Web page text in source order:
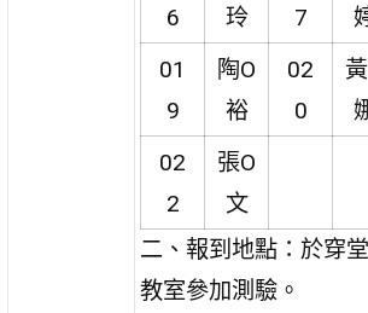
6
玲
7
01
9
陶O
裕
02
0
02
2
張O
文
二、報到地點：於穿
教室參加測驗。